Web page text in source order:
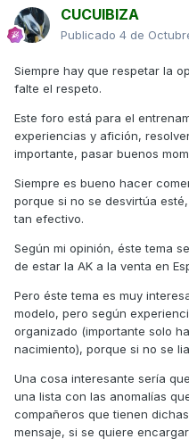
duela a quien le duela, de
en ella, quien mejor que
todos estemos al tanto de
intolerancia de algunos
detallar los defectos,de la
ocultarlos? para favorecer
Gracias paKo por tu
Saludos.
CUCUIBIZA
Publicado 4 de
Siempre hay que respetar la
falte el respeto.
Este foro está para el
experiencias y afición,
importante, pasar buenos
Siempre es bueno hacer
porque si no se desvirtúa
tan efectivo.
Según mi opinión, éste tema
de estar la AK a la venta en
Pero éste tema es muy
modelo, pero según
organizado (importante solo
nacimiento), porque si no se
Una cosa interesante sería
una lista con las anomalías
compañeros que tienen
mensaje, si se quiere